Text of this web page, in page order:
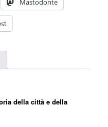
Mastodonte
della città e della